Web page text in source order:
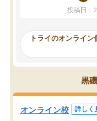
ないのは私たち講師の
ってくださり、確かに
ったんですが、学生の
み、徐々に成績が上が
思っていました。何が
を的確に指導いただき
くりするほど楽しんで
塾を受けています。狙
つ成績も上がり、苦手
てきたので、さらに苦
投稿日：
トライのオンライ
黒
オンライン校 詳しく